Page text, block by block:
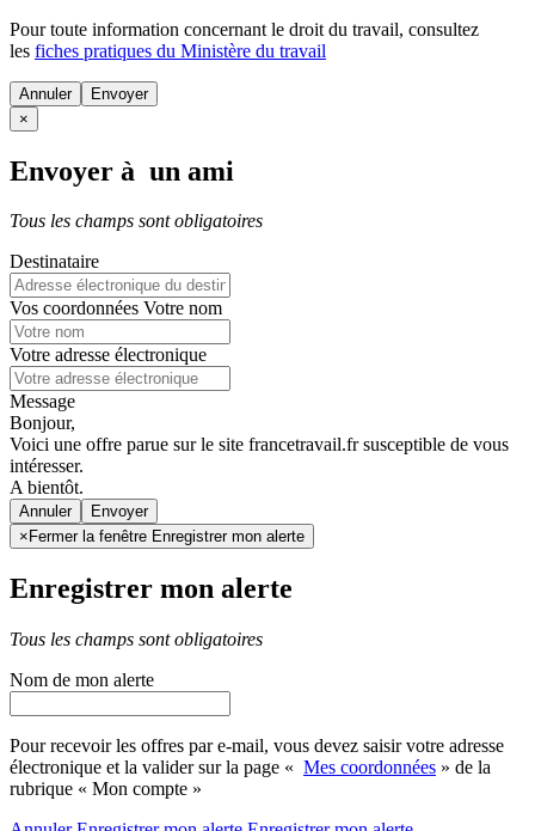
Pour toute information concernant le droit du travail, consultez
les fiches pratiques du Ministère du travail
Annuler
×
Envoyer à un ami
Tous les champs sont obligatoires
Destinataire
Vos coordonnées Votre nom
Votre adresse électronique
Message
Bonjour,
Voici une offre parue sur le site francetravail.fr susceptible de vous
intéresser.
A bientôt.
Annuler
× Fermer la fenêtre Enregistrer mon alerte
Enregistrer mon alerte
Tous les champs sont obligatoires
Nom de mon alerte
Pour recevoir les offres par e-mail, vous devez saisir votre adresse
électronique et la valider sur la page « Mes coordonnées » de la
rubrique « Mon compte »